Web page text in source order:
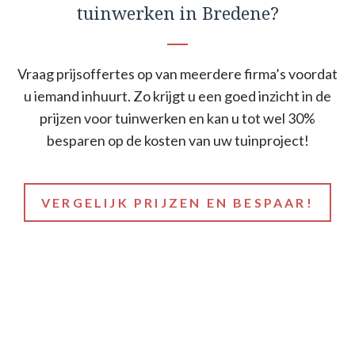
tuinwerken in Bredene?
Vraag prijsoffertes op van meerdere firma’s voordat
u iemand inhuurt. Zo krijgt u een goed inzicht in de
prijzen voor tuinwerken en kan u tot wel 30%
besparen op de kosten van uw tuinproject!
VERGELIJK PRIJZEN EN BESPAAR!